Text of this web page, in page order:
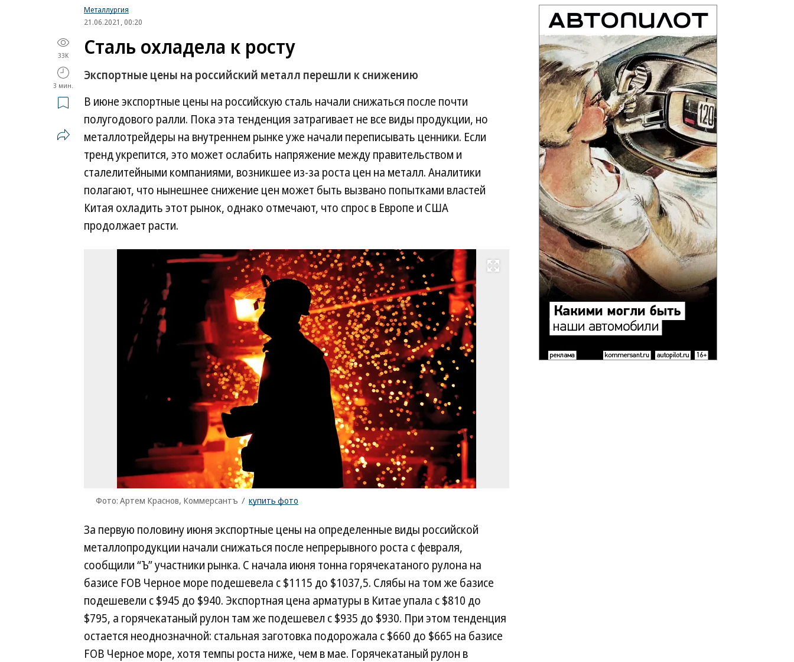
Металлургия
21.06.2021, 00:20
33K
3 мин.
Сталь охладела к росту
Экспортные цены на российский металл перешли к снижению
В июне экспортные цены на российскую сталь начали снижаться после почти
полугодового ралли. Пока эта тенденция затрагивает не все виды продукции, но
металлотрейдеры на внутреннем рынке уже начали переписывать ценники. Если
тренд укрепится, это может ослабить напряжение между правительством и
сталелитейными компаниями, возникшее из-за роста цен на металл. Аналитики
полагают, что нынешнее снижение цен может быть вызвано попытками властей
Китая охладить этот рынок, однако отмечают, что спрос в Европе и США
продолжает расти.
Развернуть на весь экран
Фото: Артем Краснов, Коммерсантъ / купить фото
Фото:
Краснов,
Коммерсантъ
За первую половину июня экспортные цены на определенные виды российской
металлопродукции начали снижаться после непрерывного роста с февраля,
сообщили “Ъ” участники рынка. С начала июня тонна горячекатаного рулона на
базисе FOB Черное море подешевела с $1115 до $1037,5. Слябы на том же базисе
подешевели с $945 до $940. Экспортная цена арматуры в Китае упала с $810 до
$795, а горячекатаный рулон там же подешевел с $935 до $930. При этом тенденция
остается неоднозначной: стальная заготовка подорожала с $660 до $665 на базисе
FOB Черное море, хотя темпы роста ниже, чем в мае. Горячекатаный рулон в